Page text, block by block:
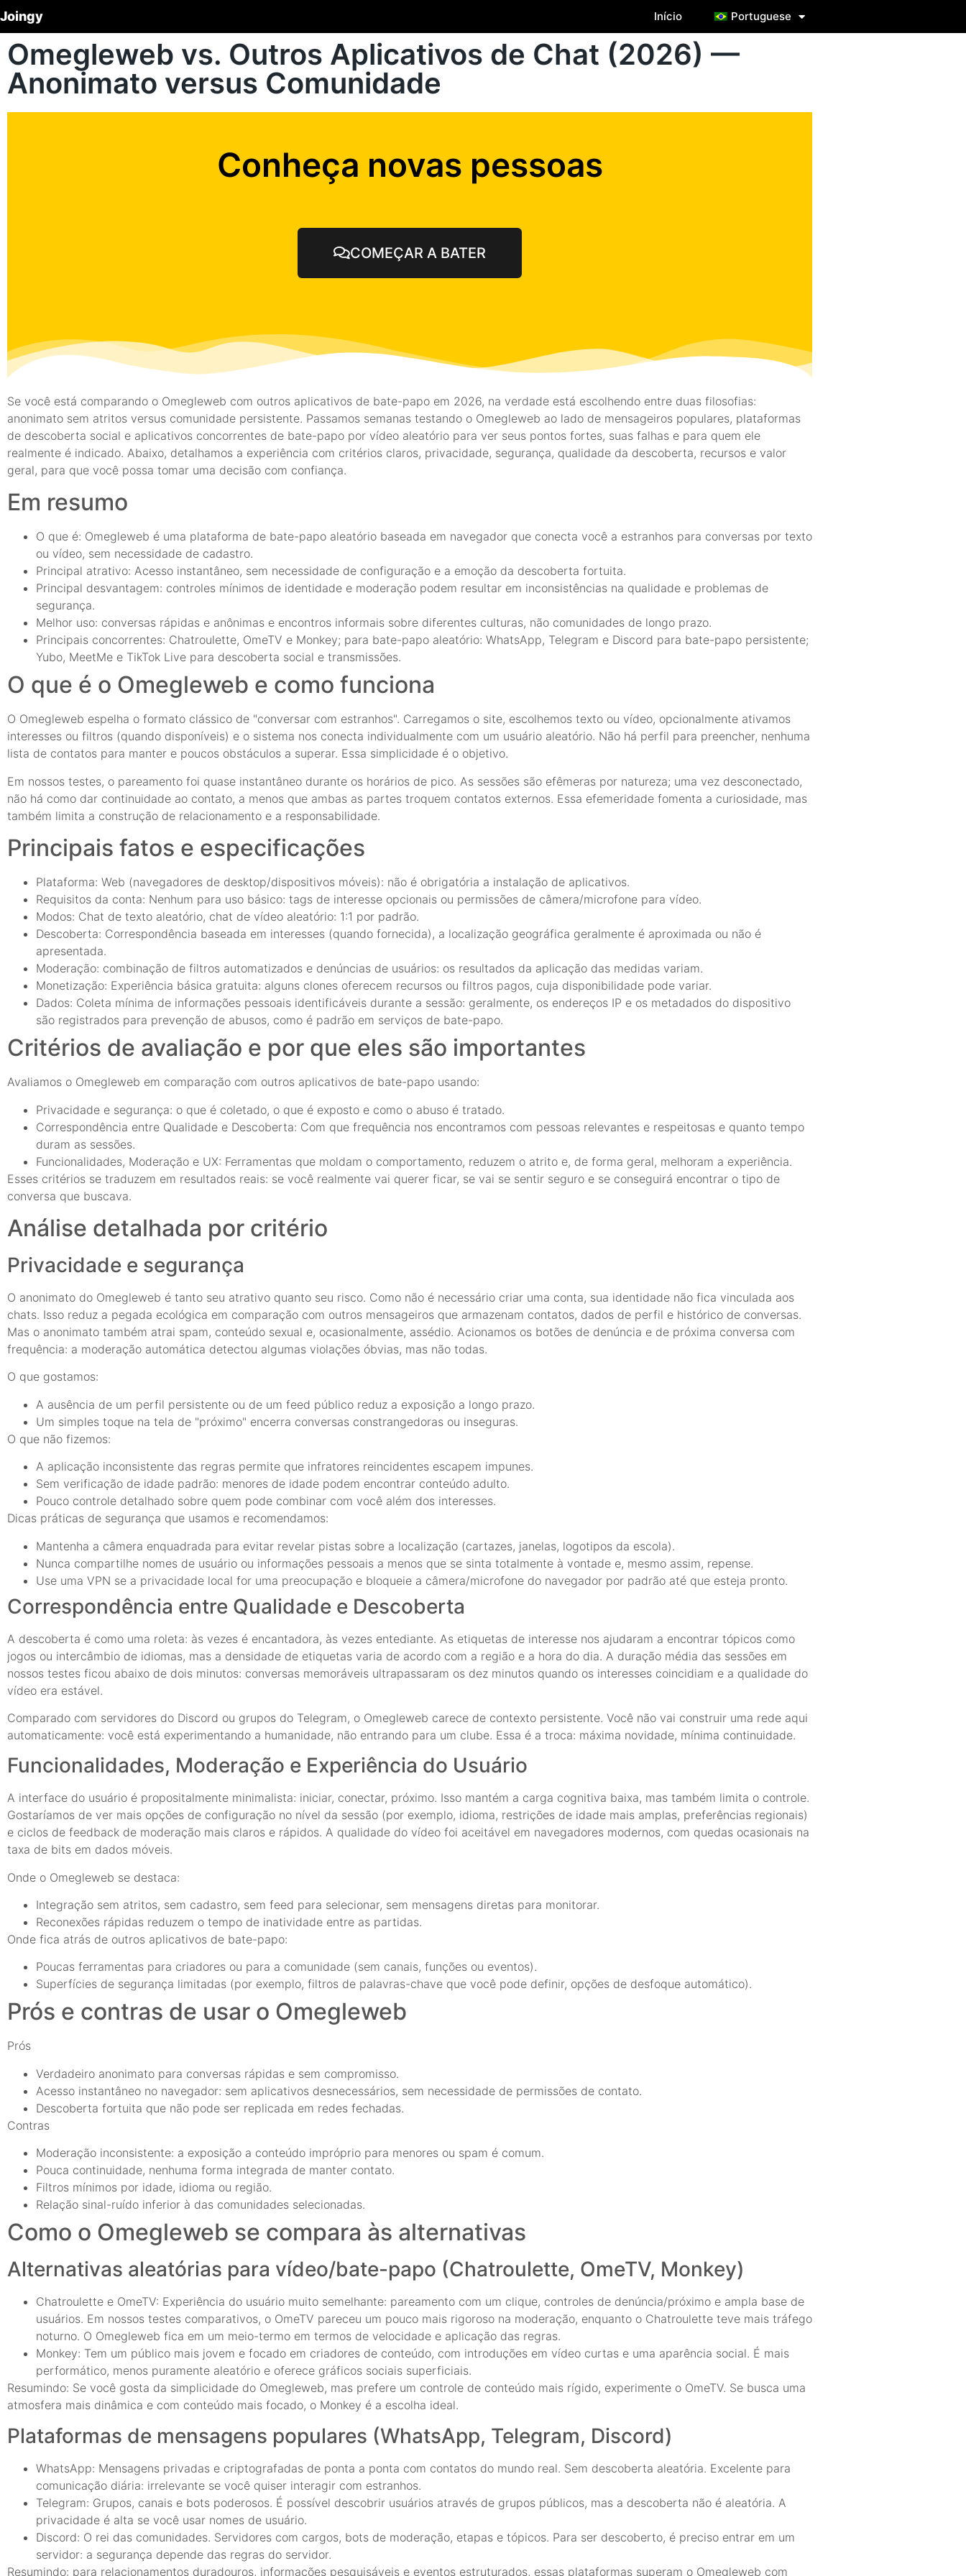
Joingy Início Portuguese
Omegleweb vs. Outros Aplicativos de Chat (2026) —
Anonimato versus Comunidade
Conheça novas pessoas
COMEÇAR A BATER
Se você está comparando o Omegleweb com outros aplicativos de bate-papo em 2026, na verdade está escolhendo entre duas filosofias:
anonimato sem atritos versus comunidade persistente. Passamos semanas testando o Omegleweb ao lado de mensageiros populares, plataformas
de descoberta social e aplicativos concorrentes de bate-papo por vídeo aleatório para ver seus pontos fortes, suas falhas e para quem ele
realmente é indicado. Abaixo, detalhamos a experiência com critérios claros, privacidade, segurança, qualidade da descoberta, recursos e valor
geral, para que você possa tomar uma decisão com confiança.
Em resumo
O que é: Omegleweb é uma plataforma de bate-papo aleatório baseada em navegador que conecta você a estranhos para conversas por texto
ou vídeo, sem necessidade de cadastro.
Principal atrativo: Acesso instantâneo, sem necessidade de configuração e a emoção da descoberta fortuita.
Principal desvantagem: controles mínimos de identidade e moderação podem resultar em inconsistências na qualidade e problemas de
segurança.
Melhor uso: conversas rápidas e anônimas e encontros informais sobre diferentes culturas, não comunidades de longo prazo.
Principais concorrentes: Chatroulette, OmeTV e Monkey; para bate-papo aleatório: WhatsApp, Telegram e Discord para bate-papo persistente;
Yubo, MeetMe e TikTok Live para descoberta social e transmissões.
O que é o Omegleweb e como funciona
O Omegleweb espelha o formato clássico de "conversar com estranhos". Carregamos o site, escolhemos texto ou vídeo, opcionalmente ativamos
interesses ou filtros (quando disponíveis) e o sistema nos conecta individualmente com um usuário aleatório. Não há perfil para preencher, nenhuma
lista de contatos para manter e poucos obstáculos a superar. Essa simplicidade é o objetivo.
Em nossos testes, o pareamento foi quase instantâneo durante os horários de pico. As sessões são efêmeras por natureza; uma vez desconectado,
não há como dar continuidade ao contato, a menos que ambas as partes troquem contatos externos. Essa efemeridade fomenta a curiosidade, mas
também limita a construção de relacionamento e a responsabilidade.
Principais fatos e especificações
Plataforma: Web (navegadores de desktop/dispositivos móveis): não é obrigatória a instalação de aplicativos.
Requisitos da conta: Nenhum para uso básico: tags de interesse opcionais ou permissões de câmera/microfone para vídeo.
Modos: Chat de texto aleatório, chat de vídeo aleatório: 1:1 por padrão.
Descoberta: Correspondência baseada em interesses (quando fornecida), a localização geográfica geralmente é aproximada ou não é
apresentada.
Moderação: combinação de filtros automatizados e denúncias de usuários: os resultados da aplicação das medidas variam.
Monetização: Experiência básica gratuita: alguns clones oferecem recursos ou filtros pagos, cuja disponibilidade pode variar.
Dados: Coleta mínima de informações pessoais identificáveis durante a sessão: geralmente, os endereços IP e os metadados do dispositivo
são registrados para prevenção de abusos, como é padrão em serviços de bate-papo.
Critérios de avaliação e por que eles são importantes
Avaliamos o Omegleweb em comparação com outros aplicativos de bate-papo usando:
Privacidade e segurança: o que é coletado, o que é exposto e como o abuso é tratado.
Correspondência entre Qualidade e Descoberta: Com que frequência nos encontramos com pessoas relevantes e respeitosas e quanto tempo
duram as sessões.
Funcionalidades, Moderação e UX: Ferramentas que moldam o comportamento, reduzem o atrito e, de forma geral, melhoram a experiência.
Esses critérios se traduzem em resultados reais: se você realmente vai querer ficar, se vai se sentir seguro e se conseguirá encontrar o tipo de
conversa que buscava.
Análise detalhada por critério
Privacidade e segurança
O anonimato do Omegleweb é tanto seu atrativo quanto seu risco. Como não é necessário criar uma conta, sua identidade não fica vinculada aos
chats. Isso reduz a pegada ecológica em comparação com outros mensageiros que armazenam contatos, dados de perfil e histórico de conversas.
Mas o anonimato também atrai spam, conteúdo sexual e, ocasionalmente, assédio. Acionamos os botões de denúncia e de próxima conversa com
frequência: a moderação automática detectou algumas violações óbvias, mas não todas.
O que gostamos:
A ausência de um perfil persistente ou de um feed público reduz a exposição a longo prazo.
Um simples toque na tela de "próximo" encerra conversas constrangedoras ou inseguras.
O que não fizemos:
A aplicação inconsistente das regras permite que infratores reincidentes escapem impunes.
Sem verificação de idade padrão: menores de idade podem encontrar conteúdo adulto.
Pouco controle detalhado sobre quem pode combinar com você além dos interesses.
Dicas práticas de segurança que usamos e recomendamos:
Mantenha a câmera enquadrada para evitar revelar pistas sobre a localização (cartazes, janelas, logotipos da escola).
Nunca compartilhe nomes de usuário ou informações pessoais a menos que se sinta totalmente à vontade e, mesmo assim, repense.
Use uma VPN se a privacidade local for uma preocupação e bloqueie a câmera/microfone do navegador por padrão até que esteja pronto.
Correspondência entre Qualidade e Descoberta
A descoberta é como uma roleta: às vezes é encantadora, às vezes entediante. As etiquetas de interesse nos ajudaram a encontrar tópicos como
jogos ou intercâmbio de idiomas, mas a densidade de etiquetas varia de acordo com a região e a hora do dia. A duração média das sessões em
nossos testes ficou abaixo de dois minutos: conversas memoráveis ultrapassaram os dez minutos quando os interesses coincidiam e a qualidade do
vídeo era estável.
Comparado com servidores do Discord ou grupos do Telegram, o Omegleweb carece de contexto persistente. Você não vai construir uma rede aqui
automaticamente: você está experimentando a humanidade, não entrando para um clube. Essa é a troca: máxima novidade, mínima continuidade.
Funcionalidades, Moderação e Experiência do Usuário
A interface do usuário é propositalmente minimalista: iniciar, conectar, próximo. Isso mantém a carga cognitiva baixa, mas também limita o controle.
Gostaríamos de ver mais opções de configuração no nível da sessão (por exemplo, idioma, restrições de idade mais amplas, preferências regionais)
e ciclos de feedback de moderação mais claros e rápidos. A qualidade do vídeo foi aceitável em navegadores modernos, com quedas ocasionais na
taxa de bits em dados móveis.
Onde o Omegleweb se destaca:
Integração sem atritos, sem cadastro, sem feed para selecionar, sem mensagens diretas para monitorar.
Reconexões rápidas reduzem o tempo de inatividade entre as partidas.
Onde fica atrás de outros aplicativos de bate-papo:
Poucas ferramentas para criadores ou para a comunidade (sem canais, funções ou eventos).
Superfícies de segurança limitadas (por exemplo, filtros de palavras-chave que você pode definir, opções de desfoque automático).
Prós e contras de usar o Omegleweb
Prós
Verdadeiro anonimato para conversas rápidas e sem compromisso.
Acesso instantâneo no navegador: sem aplicativos desnecessários, sem necessidade de permissões de contato.
Descoberta fortuita que não pode ser replicada em redes fechadas.
Contras
Moderação inconsistente: a exposição a conteúdo impróprio para menores ou spam é comum.
Pouca continuidade, nenhuma forma integrada de manter contato.
Filtros mínimos por idade, idioma ou região.
Relação sinal-ruído inferior à das comunidades selecionadas.
Como o Omegleweb se compara às alternativas
Alternativas aleatórias para vídeo/bate-papo (Chatroulette, OmeTV, Monkey)
Chatroulette e OmeTV: Experiência do usuário muito semelhante: pareamento com um clique, controles de denúncia/próximo e ampla base de
usuários. Em nossos testes comparativos, o OmeTV pareceu um pouco mais rigoroso na moderação, enquanto o Chatroulette teve mais tráfego
noturno. O Omegleweb fica em um meio-termo em termos de velocidade e aplicação das regras.
Monkey: Tem um público mais jovem e focado em criadores de conteúdo, com introduções em vídeo curtas e uma aparência social. É mais
performático, menos puramente aleatório e oferece gráficos sociais superficiais.
Resumindo: Se você gosta da simplicidade do Omegleweb, mas prefere um controle de conteúdo mais rígido, experimente o OmeTV. Se busca uma
atmosfera mais dinâmica e com conteúdo mais focado, o Monkey é a escolha ideal.
Plataformas de mensagens populares (WhatsApp, Telegram, Discord)
WhatsApp: Mensagens privadas e criptografadas de ponta a ponta com contatos do mundo real. Sem descoberta aleatória. Excelente para
comunicação diária: irrelevante se você quiser interagir com estranhos.
Telegram: Grupos, canais e bots poderosos. É possível descobrir usuários através de grupos públicos, mas a descoberta não é aleatória. A
privacidade é alta se você usar nomes de usuário.
Discord: O rei das comunidades. Servidores com cargos, bots de moderação, etapas e tópicos. Para ser descoberto, é preciso entrar em um
servidor: a segurança depende das regras do servidor.
Resumindo: para relacionamentos duradouros, informações pesquisáveis e eventos estruturados, essas plataformas superam o Omegleweb com